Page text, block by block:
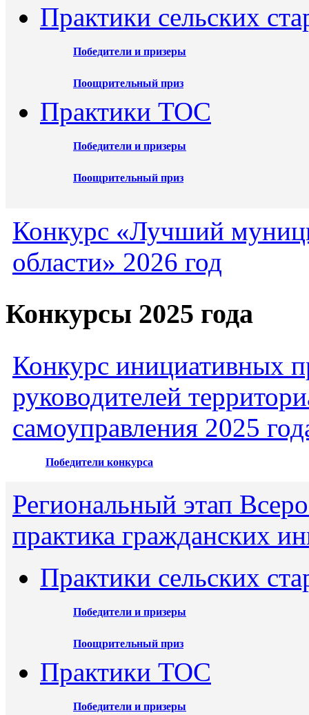
Практики сельских
Победители и призеры
Поощрительный приз
Практики ТОС
Победители и призеры
Поощрительный приз
Конкурс «Лучший
области» 2026 год
Конкурсы 2025 года
Конкурс инициативных
руководителей
самоуправления 2025
Победители конкурса
Региональный этап
практика гражданских
Практики сельских
Победители и призеры
Поощрительный приз
Практики ТОС
Победители и призеры